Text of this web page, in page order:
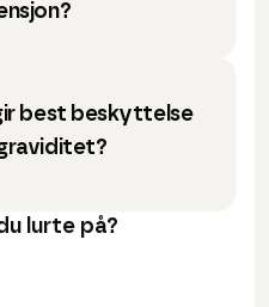
best beskyttelse
lurte på?